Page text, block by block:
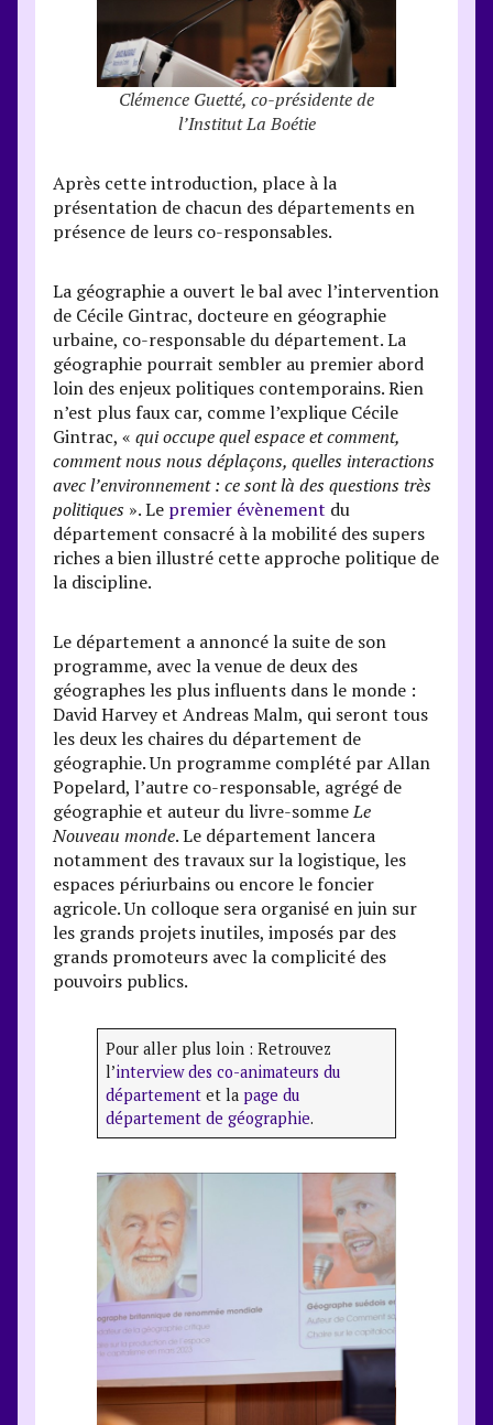
Clémence Guetté, co-présidente de
l’Institut La Boétie
Après cette introduction, place à la
présentation de chacun des départements en
présence de leurs co-responsables.
La géographie a ouvert le bal avec l’intervention
de Cécile Gintrac, docteure en géographie
urbaine, co-responsable du département. La
géographie pourrait sembler au premier abord
loin des enjeux politiques contemporains. Rien
n’est plus faux car, comme l’explique Cécile
Gintrac, « qui occupe quel espace et comment,
comment nous nous déplaçons, quelles interactions
avec l’environnement : ce sont là des questions très
politiques ». Le premier évènement du
département consacré à la mobilité des supers
riches a bien illustré cette approche politique de
la discipline.
Le département a annoncé la suite de son
programme, avec la venue de deux des
géographes les plus influents dans le monde :
David Harvey et Andreas Malm, qui seront tous
les deux les chaires du département de
géographie. Un programme complété par Allan
Popelard, l’autre co-responsable, agrégé de
géographie et auteur du livre-sommeLe
Nouveau monde. Le département lancera
notamment des travaux sur la logistique, les
espaces périurbains ou encore le foncier
agricole. Un colloque sera organisé en juin sur
les grands projets inutiles, imposés par des
grands promoteurs avec la complicité des
pouvoirs publics.
Pour aller plus loin : Retrouvez
l’interview des co-animateurs du
département et la page du
département de géographie.